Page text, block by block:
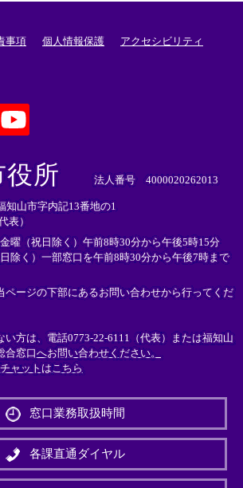
事項 個人情報保護 アクセシビリティ
外
部役所 法人番号 4000020262013
山市字内記13番地の1
表）
曜（祝日除く）午前8時30分から午後5時15分
除く）一部窓口を午前8時30分から午後7時まで
ページの下部にあるお問い合わせから行ってくだ
い方は、電話0773-22-6111（代表）または福知山
窓口へお問い合わせください。
ャットはこちら
窓口業務取扱時間
各課直通ダイヤル